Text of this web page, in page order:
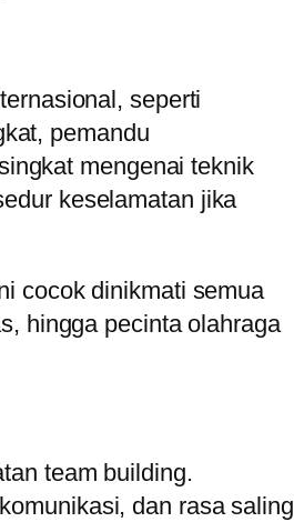
seperti
pemandu
mengenai teknik
keselamatan jika
cocok dinikmati semua
hingga pecinta olahraga
team building.
dan rasa saling